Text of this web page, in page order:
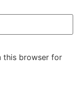
this browser for